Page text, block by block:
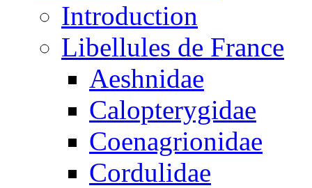
Introduction
Libellules de France
Aeshnidae
Calopterygidae
Coenagrionidae
Cordulidae